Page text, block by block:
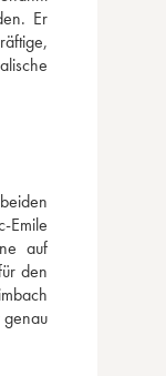
Er
Emile
auf
den